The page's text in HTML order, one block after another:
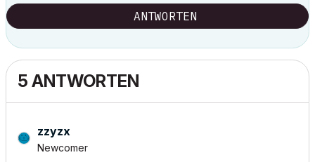
ANTWORTEN
5 ANTWORTEN
zzyzx
Newcomer